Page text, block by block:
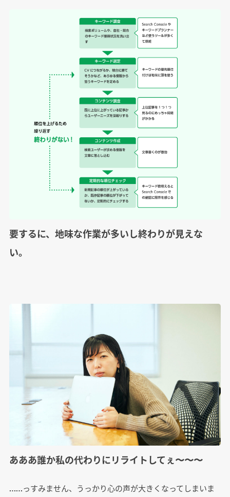
要するに、地味な作業が多いし終わりが見えな
い。
あああ誰か私の代わりにリライトしてぇ〜〜〜
……っすみません、うっかり心の声が大きくなってしまいま